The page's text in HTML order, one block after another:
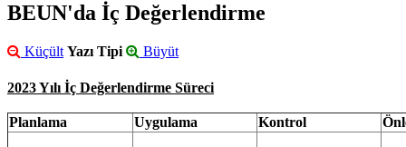
BEUN'da İç Değerlendirme
Küçült Yazı Tipi Büyüt
2023 Yılı İç Değerlendirme Süreci
Planlama Uygulama Kontrol